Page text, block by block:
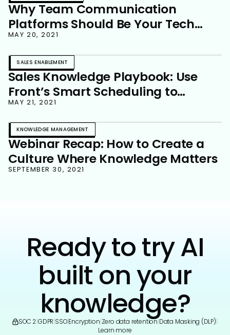
Why Team Communication
Platforms Should Be Your Tech
Foundation
MAY 20, 2021
SALES ENABLEMENT
Sales Knowledge Playbook: Use
Front’s Smart Scheduling to
Accelerate Your Prospecting
MAY 21, 2021
KNOWLEDGE MANAGEMENT
Webinar Recap: How to Create a
Culture Where Knowledge Matters
SEPTEMBER 30, 2021
Ready to try AI
built on your
knowledge?
SOC 2 GDPR SSO|Encryption Zero data retention Data Masking (DLP)
Learn more